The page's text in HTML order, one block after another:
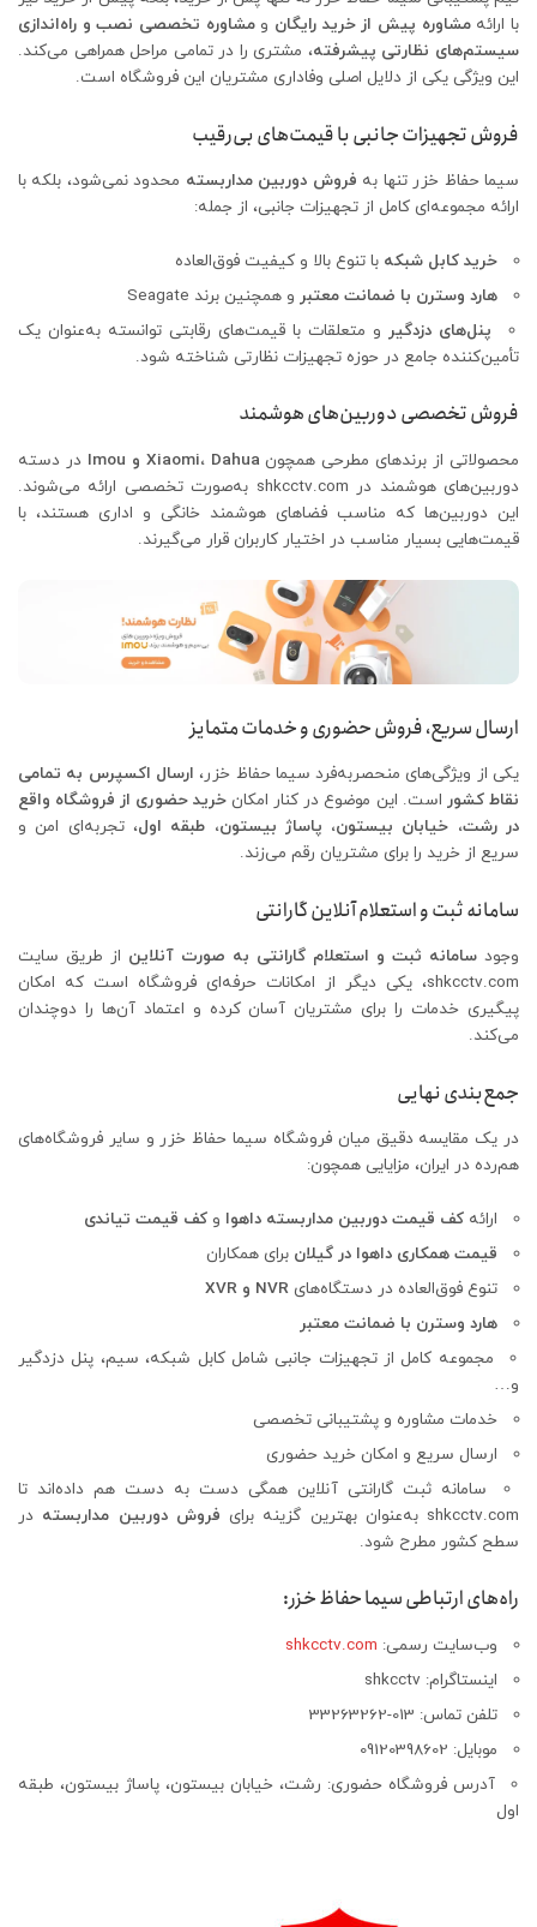
با ارائهمشاوره پیش از خرید رایگان ومشاوره تخصصی نصب و راه‌اندازی
سیستم‌های نظارتی پیشرفته، مشتری را در تمامی مراحل همراهی می‌کند.
این ویژگی یکی از دلایل اصلی وفاداری مشتریان این فروشگاه است.
فروش تجهیزات جانبی با قیمت‌های بی‌رقیب
سیما حفاظ خزر تنها به فروش دوربین مداربسته محدود نمی‌شود، بلکه با
ارائه مجموعه‌ای کامل از تجهیزات جانبی، از جمله:
خرید کابل شبکه با تنوع بالا و کیفیت فوق‌العاده
هارد وسترن با ضمانت معتبر و همچنین برند Seagate
پنل‌های دزدگیر و متعلقات با قیمت‌های رقابتی توانسته به‌عنوان یک
تأمین‌کننده جامع در حوزه تجهیزات نظارتی شناخته شود.
فروش تخصصی دوربین‌های هوشمند
محصولاتی از برندهای مطرحی همچون Xiaomi، Dahua و Imou
در دسته
دوربین‌های هوشمند در shkcctv.com به‌صورت تخصصی ارائه می‌شوند.
این دوربین‌ها که مناسب فضاهای هوشمند خانگی و اداری هستند، با
قیمت‌هایی بسیار مناسب در اختیار کاربران قرار می‌گیرند.
ارسال سریع، فروش حضوری و خدمات متمایز
یکی از ویژگی‌های منحصربه‌فرد سیما حفاظ خزر، ارسال اکسپرس به تمامی
نقاط کشور است. این موضوع در کنار امکانخرید حضوری از فروشگاه واقع
در رشت، خیابان بیستون، پاساژ بیستون، طبقه اول، تجربه‌ای امن و
سریع از خرید را برای مشتریان رقم می‌زند.
سامانه ثبت و استعلام آنلاین گارانتی
وجود سامانه ثبت و استعلام گارانتی به صورت آنلاین از طریق سایت
shkcctv.com، یکی دیگر از امکانات حرفه‌ای فروشگاه است که امکان
پیگیری خدمات را برای مشتریان آسان کرده و اعتماد آن‌ها را دوچندان
می‌کند.
جمع‌بندی نهایی
در یک مقایسه دقیق میان فروشگاه سیما حفاظ خزر و سایر فروشگاه‌های
هم‌رده در ایران، مزایایی همچون:
ارائهکف قیمت دوربین مداربسته داهوا وکف قیمت تیاندی
قیمت همکاری داهوا در گیلان برای همکاران
تنوع فوق‌العاده در دستگاه‌هایNVR و XVR
هارد وسترن با ضمانت معتبر
مجموعه کامل از تجهیزات جانبی شامل کابل شبکه، سیم، پنل دزدگیر
و…
خدمات مشاوره و پشتیبانی تخصصی
ارسال سریع و امکان خرید حضوری
سامانه ثبت گارانتی آنلاین همگی دست به دست هم داده‌اند تا
shkcctv.com به‌عنوان بهترین گزینه برای
فروش دوربین مداربسته در
سطح کشور مطرح شود.
راه‌های ارتباطی سیما حفاظ خزر:
وب‌سایت رسمی: shkcctv.com
اینستاگرام: shkcctv
تلفن تماس: 013-33263262
موبایل: 09120398602
آدرس فروشگاه حضوری: رشت، خیابان بیستون، پاساژ بیستون، طبقه
اول